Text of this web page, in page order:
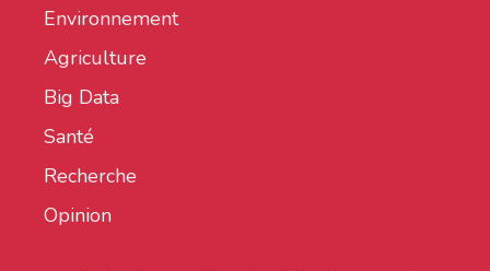
Environnement
Agriculture
Big Data
Santé
Recherche
Opinion